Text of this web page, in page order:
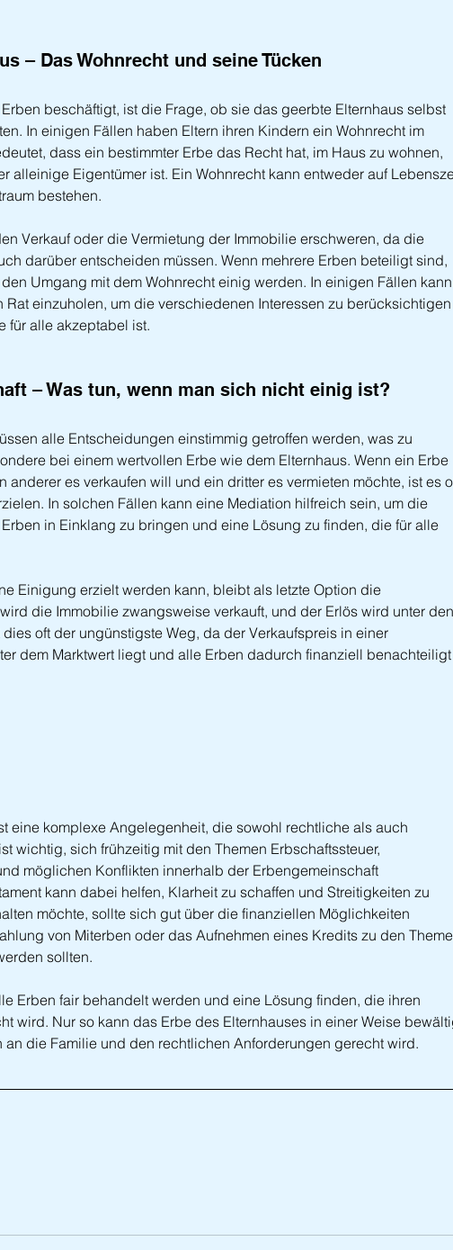
– Das Wohnrecht und seine Tücken
beschäftigt, ist die Frage, ob sie das geerbte Elternhaus selbst
In einigen Fällen haben Eltern ihren Kindern ein Wohnrecht im
dass ein bestimmter Erbe das Recht hat, im Haus zu wohnen,
alleinige Eigentümer ist. Ein Wohnrecht kann entweder auf
bestehen.
Verkauf oder die Vermietung der Immobilie erschweren, da die
darüber entscheiden müssen. Wenn mehrere Erben beteiligt sind,
Umgang mit dem Wohnrecht einig werden. In einigen Fällen kann
einzuholen, um die verschiedenen Interessen zu berücksichtigen
für alle akzeptabel ist.
– Was tun, wenn man sich nicht einig ist?
alle Entscheidungen einstimmig getroffen werden, was zu
bei einem wertvollen Erbe wie dem Elternhaus. Wenn ein Erbe
anderer es verkaufen will und ein dritter es vermieten möchte, ist es
In solchen Fällen kann eine Mediation hilfreich sein, um die
in Einklang zu bringen und eine Lösung zu finden, die für alle
Einigung erzielt werden kann, bleibt als letzte Option die
die Immobilie zwangsweise verkauft, und der Erlös wird unter den
oft der ungünstigste Weg, da der Verkaufspreis in einer
dem Marktwert liegt und alle Erben dadurch finanziell benachteiligt
eine komplexe Angelegenheit, die sowohl rechtliche als auch
wichtig, sich frühzeitig mit den Themen Erbschaftssteuer,
möglichen Konflikten innerhalb der Erbengemeinschaft
kann dabei helfen, Klarheit zu schaffen und Streitigkeiten zu
möchte, sollte sich gut über die finanziellen Möglichkeiten
von Miterben oder das Aufnehmen eines Kredits zu den
sollten.
Erben fair behandelt werden und eine Lösung finden, die ihren
wird. Nur so kann das Erbe des Elternhauses in einer Weise
die Familie und den rechtlichen Anforderungen gerecht wird.